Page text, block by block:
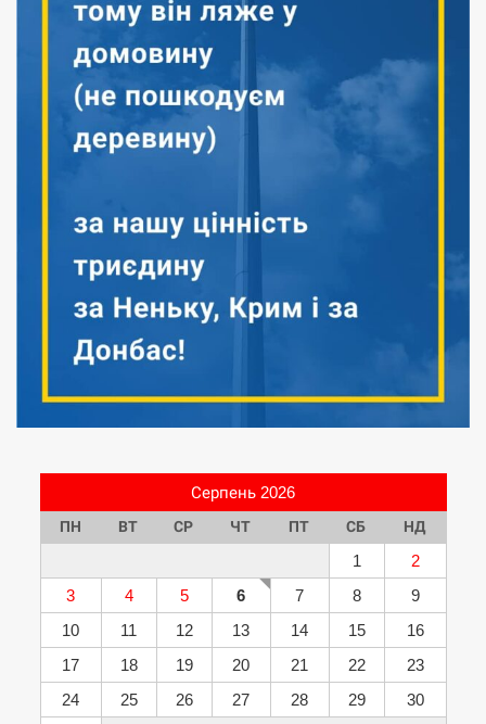
Серпень 2026
ПН ВТ СР ЧТ ПТ СБ НД
1
2
3
4 5 6 7 8
9
10
11 12 13 14 15
16
17
18 19 20 21 22
23
24
25 26 27 28 29
30